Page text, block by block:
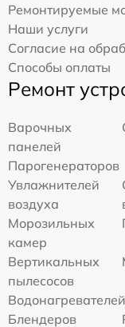
Ремонтируемые
Наши услуги
Согласие на
Способы оплаты
Ремонт
Варочных
панелей
Парогенераторов
Увлажнителей
воздуха
Морозильных
камер
Вертикальных
пылесосов
Водонагревателей
Блендеров